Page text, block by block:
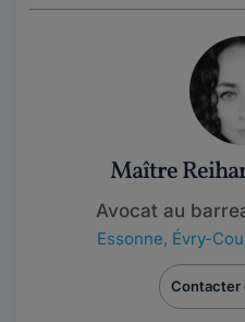
Maître
Avocat au
Essonne, Évry-
Contacter